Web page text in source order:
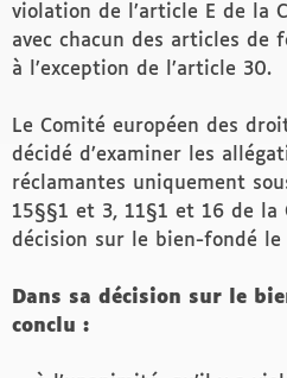
violation de l’article E de la
avec chacun des articles de
à l’exception de l’article 30.
Le Comité européen des
décidé d’examiner les
réclamantes uniquement
15§§1 et 3, 11§1 et 16 de la
décision sur le bien-fondé le
Dans sa décision sur le
conclu :